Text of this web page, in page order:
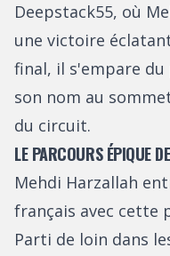
Deepstack55, où
une victoire
final, il s'empare
son nom au
du circuit.
LE PARCOURS ÉPIQUE
Mehdi Harzallah
français avec cette
Parti de loin dans